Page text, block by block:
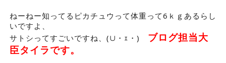
ねーねー知ってるピカチュウって体重って6ｋｇあるらし
いですよ、
サトシってすごいですね、(∪・ｪ・) ブログ担当大
臣タイラです。